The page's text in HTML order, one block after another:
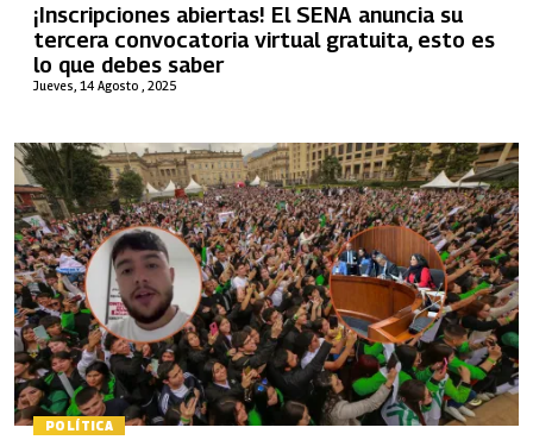
Jueves, 14 Agosto , 2025
¡Inscripciones abiertas! El SENA anuncia su
tercera convocatoria virtual gratuita, esto es
lo que debes saber
POLÍTICA